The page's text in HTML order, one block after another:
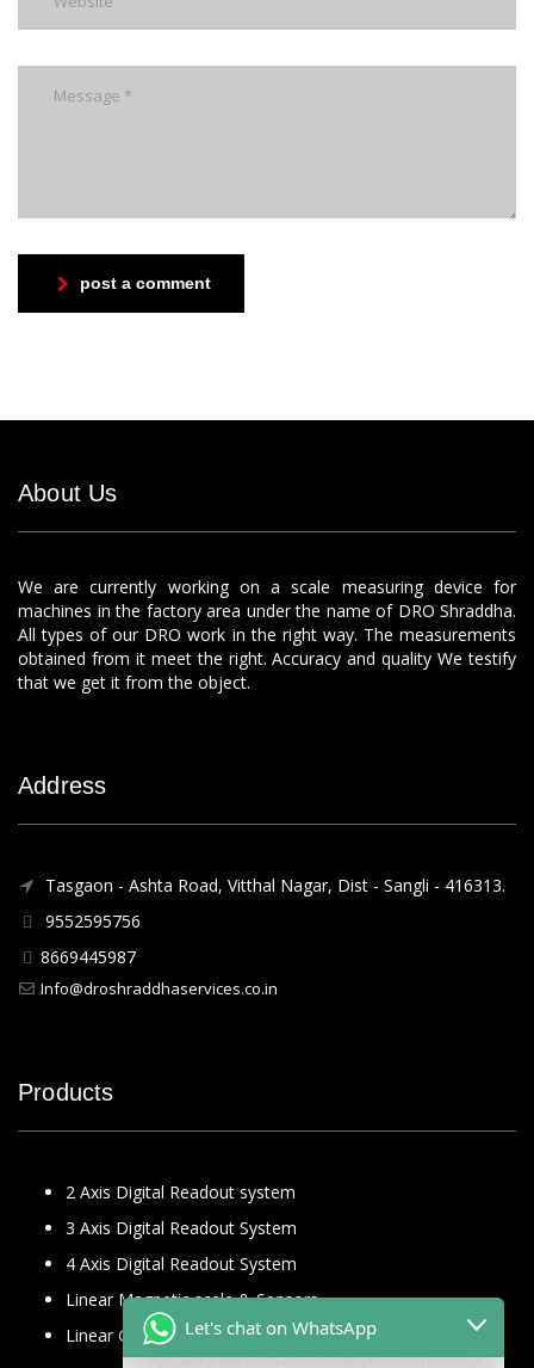
post a comment
About Us
We are currently working on a scale measuring device for
machines in the factory area under the name of DRO Shraddha.
All types of our DRO work in the right way. The measurements
obtained from it meet the right. Accuracy and quality We testify
that we get it from the object.
Address
Tasgaon - Ashta Road, Vitthal Nagar, Dist - Sangli - 416313.
9552595756
8669445987
Info@droshraddhaservices.co.in
Products
2 Axis Digital Readout system
3 Axis Digital Readout System
4 Axis Digital Readout System
Linear Magnetic scale & Sensors
Linear Glass ScaleLet's chat on WhatsApp